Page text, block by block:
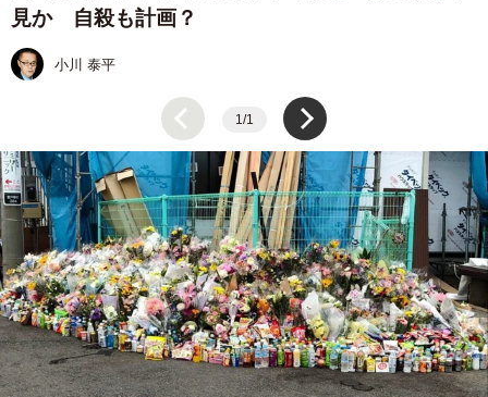
見か 自殺も計画？
小川 泰平
1/1